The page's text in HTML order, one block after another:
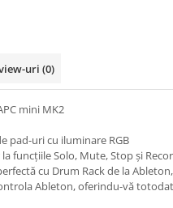
uri (0)
mini MK2
pad-uri cu iluminare RGB
funcțiile Solo, Mute, Stop și
cu Drum Rack de la
Ableton, oferindu-vă